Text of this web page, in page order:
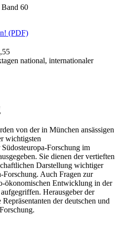
Band 60
(PDF)
national, internationaler
von der in München ansässigen
wichtigsten
Forschung im
Sie dienen der vertieften
Darstellung wichtiger
Forschung. Auch Fragen zur
ökonomischen Entwicklung in der
Herausgeber der
der deutschen und